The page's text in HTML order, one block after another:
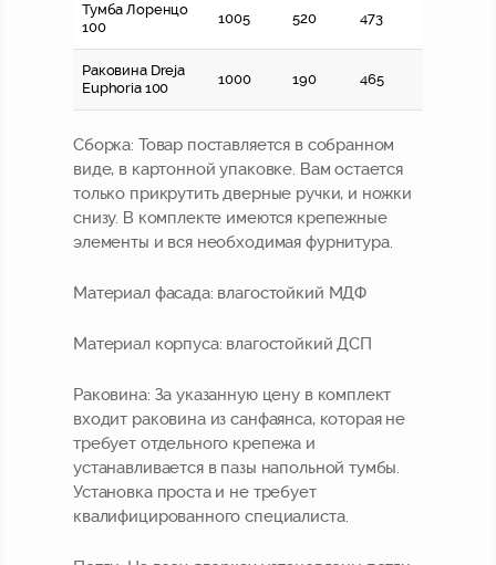
Тумба Лоренцо
100
1005 520 473
Раковина Dreja
Euphoria 100
1000 190 465
Сборка: Товар поставляется в собранном
виде, в картонной упаковке. Вам остается
только прикрутить дверные ручки, и ножки
снизу. В комплекте имеются крепежные
элементы и вся необходимая фурнитура.
Материал фасада: влагостойкий МДФ
Материал корпуса: влагостойкий ДСП
Раковина: За указанную цену в комплект
входит раковина из санфаянса, которая не
требует отдельного крепежа и
устанавливается в пазы напольной тумбы.
Установка проста и не требует
квалифицированного специалиста.